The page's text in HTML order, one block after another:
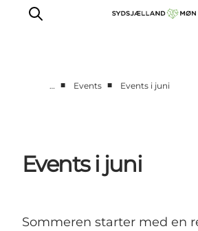
Events
Spis
Planlæg din tur
… ■ Events ■ Events i juni
Events i juni
Sommeren starter med en